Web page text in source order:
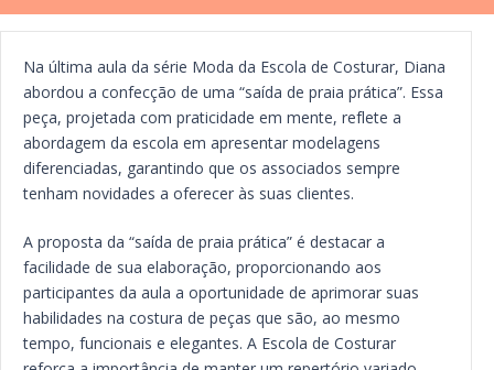
Na última aula da série Moda da Escola de Costurar, Diana
abordou a confecção de uma “saída de praia prática”. Essa
peça, projetada com praticidade em mente, reflete a
abordagem da escola em apresentar modelagens
diferenciadas, garantindo que os associados sempre
tenham novidades a oferecer às suas clientes.
A proposta da “saída de praia prática” é destacar a
facilidade de sua elaboração, proporcionando aos
participantes da aula a oportunidade de aprimorar suas
habilidades na costura de peças que são, ao mesmo
tempo, funcionais e elegantes. A Escola de Costurar